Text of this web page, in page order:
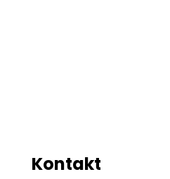
Kontakt